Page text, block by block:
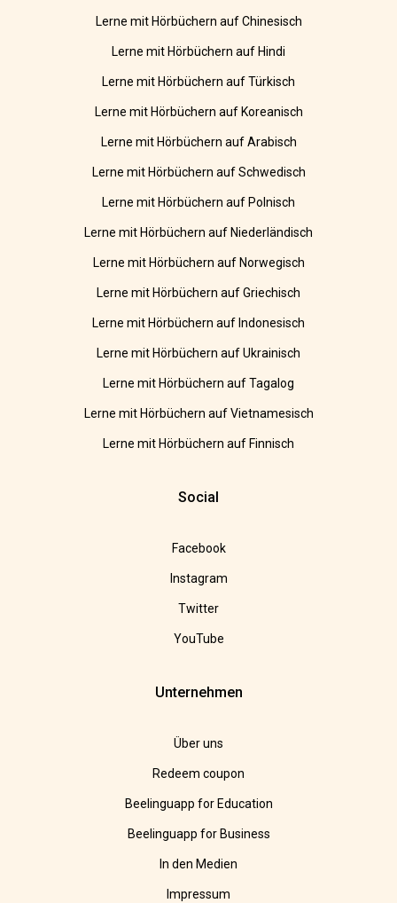
Lerne mit Hörbüchern auf Chinesisch
Lerne mit Hörbüchern auf Hindi
Lerne mit Hörbüchern auf Türkisch
Lerne mit Hörbüchern auf Koreanisch
Lerne mit Hörbüchern auf Arabisch
Lerne mit Hörbüchern auf Schwedisch
Lerne mit Hörbüchern auf Polnisch
Lerne mit Hörbüchern auf Niederländisch
Lerne mit Hörbüchern auf Norwegisch
Lerne mit Hörbüchern auf Griechisch
Lerne mit Hörbüchern auf Indonesisch
Lerne mit Hörbüchern auf Ukrainisch
Lerne mit Hörbüchern auf Tagalog
Lerne mit Hörbüchern auf Vietnamesisch
Lerne mit Hörbüchern auf Finnisch
Social
Facebook
Instagram
Twitter
YouTube
Unternehmen
Über uns
Redeem coupon
Beelinguapp for Education
Beelinguapp for Business
In den Medien
Impressum